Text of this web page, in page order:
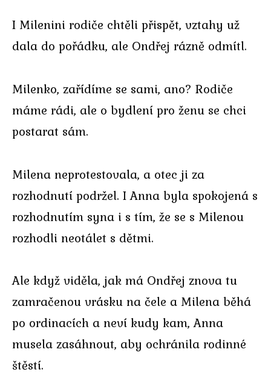
I Milenini rodiče chtěli přispět, vztahy už
dala do pořádku, ale Ondřej rázně odmítl.
Milenko, zařídíme se sami, ano? Rodiče
máme rádi, ale o bydlení pro ženu se chci
postarat sám.
Milena neprotestovala, a otec ji za
rozhodnutí podržel. I Anna byla spokojená s
rozhodnutím syna i s tím, že se s Milenou
rozhodli neotálet s dětmi.
Ale když viděla, jak má Ondřej znova tu
zamračenou vrásku na čele a Milena běhá
po ordinacích a neví kudy kam, Anna
musela zasáhnout, aby ochránila rodinné
štěstí.